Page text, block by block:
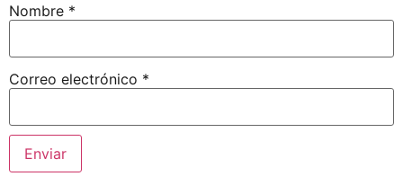
Nombre *
Correo electrónico *